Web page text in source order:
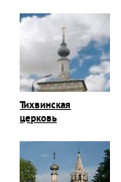
Тихвинская
церковь